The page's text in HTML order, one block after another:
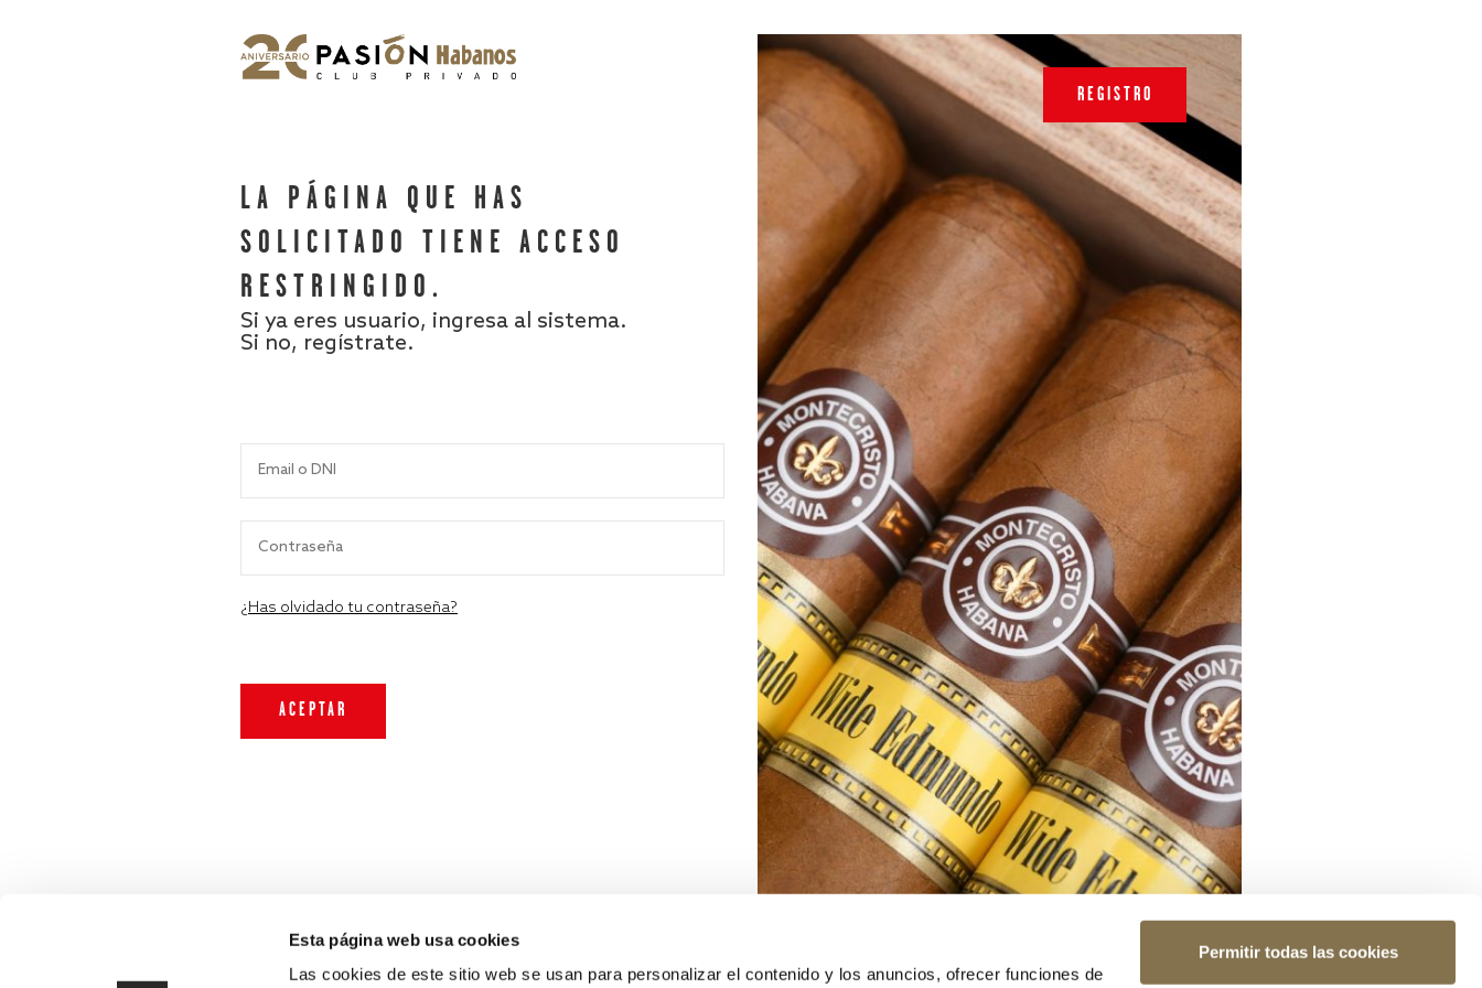
Esta página web usa cookies
Las cookies de este sitio web se usan para personalizar el contenido y los anuncios, ofrecer funciones de
Permitir todas las cookies
LA PÁGINA QUE HAS
SOLICITADO TIENE ACCESO
RESTRINGIDO.
Si ya eres usuario, ingresa al sistema.
Si no, regístrate.
¿Has olvidado tu contraseña?
REGISTRO